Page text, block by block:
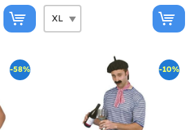
-58% -10%